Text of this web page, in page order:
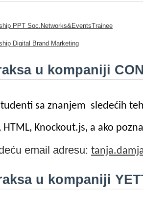
PPT Soc.Networks&EventsTrainee
Digital Brand Marketing
u kompaniji
sa znanjem sledećih
HTML, Knockout.js, a ako
email adresu:
u kompaniji